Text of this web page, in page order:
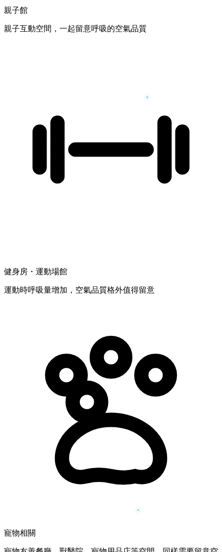
親子館
親子互動空間，一起留意呼吸的空氣品質
健身房・運動場館
運動時呼吸量增加，空氣品質格外值得留意
寵物相關